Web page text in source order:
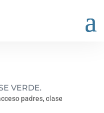
VERDE.
padres,clase